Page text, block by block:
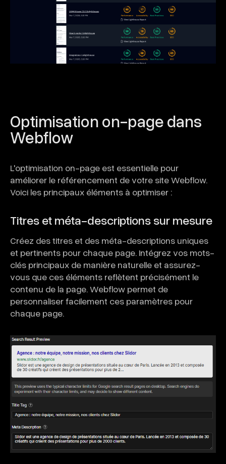
Optimisation on-page dans
Webflow
L'optimisation on-page est essentielle pour
améliorer le référencement de votre site Webflow.
Voici les principaux éléments à optimiser :
Titres et méta-descriptions sur mesure
Créez des titres et des méta-descriptions uniques
et pertinents pour chaque page. Intégrez vos mots-
clés principaux de manière naturelle et assurez-
vous que ces éléments reflètent précisément le
contenu de la page. Webflow permet de
personnaliser facilement ces paramètres pour
chaque page.